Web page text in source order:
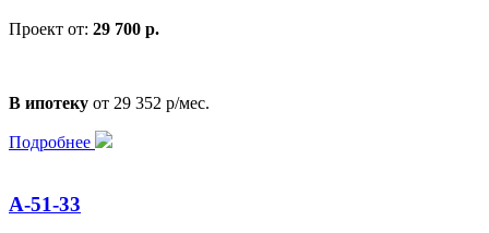
Проект от: 29 700 р.
В ипотеку от 29 352 р/мес.
Подробнее
А-51-33